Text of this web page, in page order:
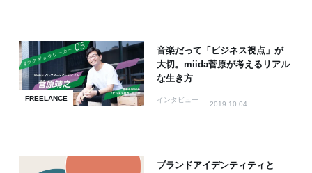
FREELANCE
音楽だって「ビジネス視点」が
大切。miida菅原が考えるリアル
な生き方
インタビュー
2019.10.04
ブランドアイデンティティと